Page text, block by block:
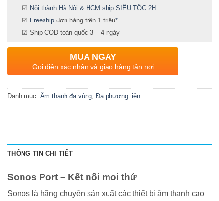
☑ Nội thành Hà Nội & HCM ship SIÊU TỐC 2H
☑ Freeship đơn hàng trên 1 triệu*
☑ Ship COD toàn quốc 3 – 4 ngày
MUA NGAY
Gọi điện xác nhận và giao hàng tận nơi
Danh mục: Âm thanh đa vùng Đa phương tiện
THÔNG TIN CHI TIẾT
Sonos Port – Kết nối mọi thứ
Sonos là hãng chuyên sản xuất các thiết bị âm thanh cao